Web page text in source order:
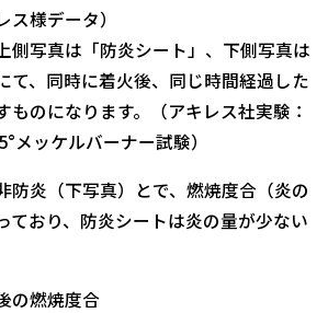
様データ）
側写真は「防炎シート」、下側写真は
て、同時に着火後、同じ時間経過した
ものになります。（アキレス社実験：
メッケルバーナー試験）
防炎（下写真）とで、燃焼度合（炎の
ており、防炎シートは炎の量が少ない
の燃焼度合